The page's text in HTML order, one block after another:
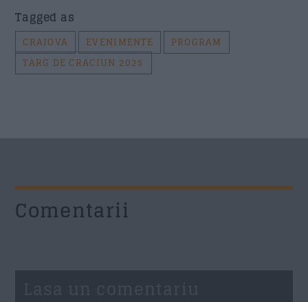
Tagged as
CRAIOVA EVENIMENTE
PROGRAM
TARG DE CRACIUN 2025
Comentarii